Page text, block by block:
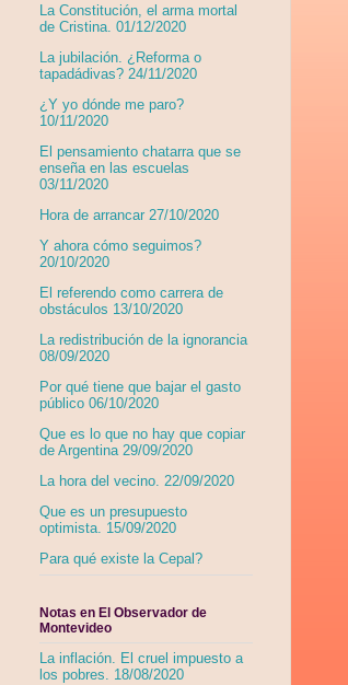
La Constitución, el arma mortal
de Cristina. 01/12/2020
La jubilación. ¿Reforma o
tapadádivas? 24/11/2020
¿Y yo dónde me paro?
10/11/2020
El pensamiento chatarra que se
enseña en las escuelas
03/11/2020
Hora de arrancar 27/10/2020
Y ahora cómo seguimos?
20/10/2020
El referendo como carrera de
obstáculos 13/10/2020
La redistribución de la ignorancia
08/09/2020
Por qué tiene que bajar el gasto
público 06/10/2020
Que es lo que no hay que copiar
de Argentina 29/09/2020
La hora del vecino. 22/09/2020
Que es un presupuesto
optimista. 15/09/2020
Para qué existe la Cepal?
Notas en El Observador de
Montevideo
La inflación. El cruel impuesto a
los pobres. 18/08/2020